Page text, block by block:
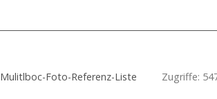
Mulitlboc-Foto-Referenz-Liste Zugriffe: